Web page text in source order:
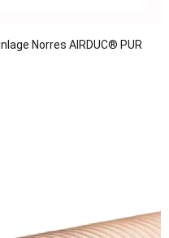
Norres AIRDUC® PUR